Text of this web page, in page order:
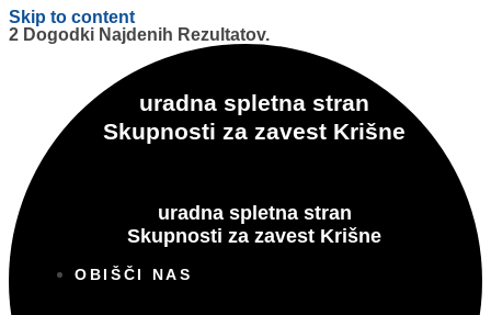
Skip to content
uradna spletna stran
Skupnosti za zavest Krišne
uradna spletna stran
Skupnosti za zavest Krišne
OBIŠČI NAS
2 Dogodki Najdenih Rezultatov.